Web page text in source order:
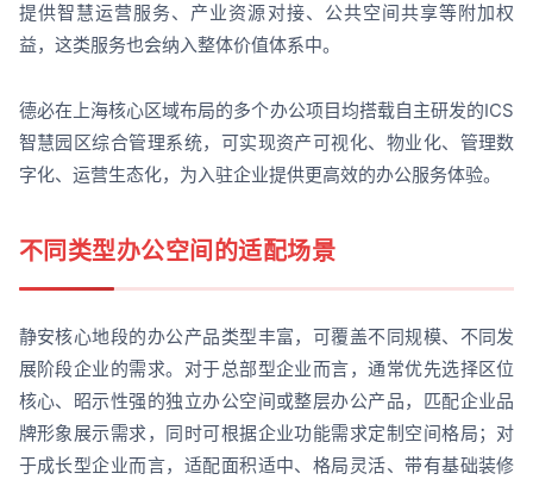
提供智慧运营服务、产业资源对接、公共空间共享等附加权
益，这类服务也会纳入整体价值体系中。
德必在上海核心区域布局的多个办公项目均搭载自主研发的ICS
智慧园区综合管理系统，可实现资产可视化、物业化、管理数
字化、运营生态化，为入驻企业提供更高效的办公服务体验。
不同类型办公空间的适配场景
静安核心地段的办公产品类型丰富，可覆盖不同规模、不同发
展阶段企业的需求。对于总部型企业而言，通常优先选择区位
核心、昭示性强的独立办公空间或整层办公产品，匹配企业品
牌形象展示需求，同时可根据企业功能需求定制空间格局；对
于成长型企业而言，适配面积适中、格局灵活、带有基础装修